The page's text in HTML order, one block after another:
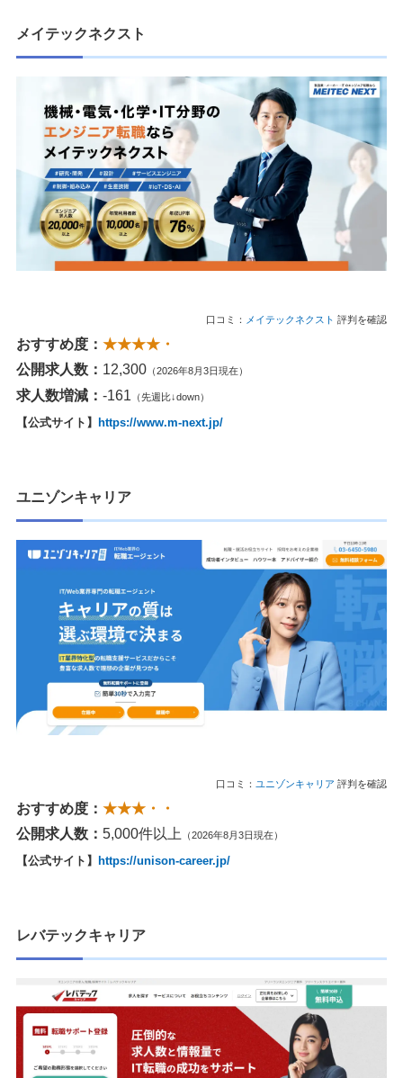
メイテックネクスト
口コミ： メイテックネクスト 評判を確認
おすすめ度： ★★★★・
公開求人数： 12,300 （2026年8月3日現在）
求人数増減： -161 （先週比↓down）
【公式サイト】 https://www.m-next.jp/
ユニゾンキャリア
口コミ： ユニゾンキャリア 評判を確認
おすすめ度： ★★★・・
公開求人数： 5,000件以上 （2026年8月3日現在）
【公式サイト】 https://unison-career.jp/
レバテックキャリア